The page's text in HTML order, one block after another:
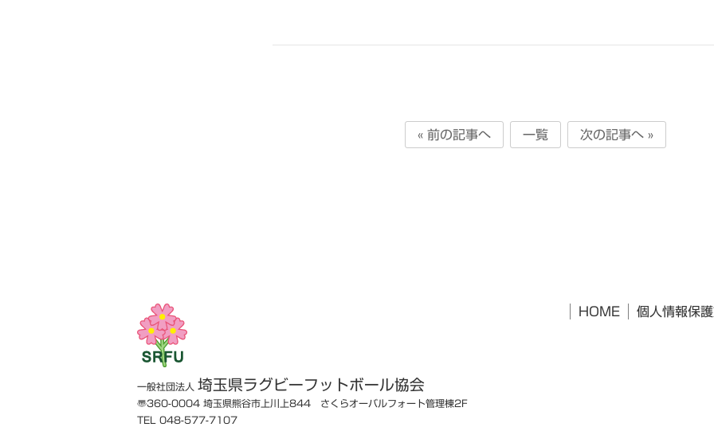
« 前の記事へ 一覧 次の記事へ »
HOME 個人情報保
一般社団法人 埼玉県ラグビーフットボール協会
〠360-0004 埼玉県熊谷市上川上844 さくらオーバルフォート管理棟2F
TEL 048-577-7107